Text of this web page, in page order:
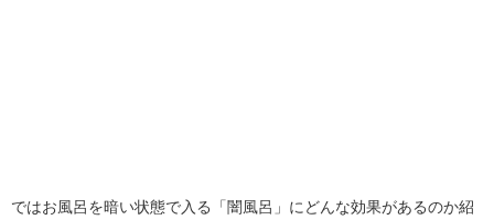
ではお風呂を暗い状態で入る「闇風呂」にどんな効果があるのか紹